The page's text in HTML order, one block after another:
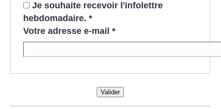
Je souhaite recevoir l'infolettre
hebdomadaire. *
Votre adresse e-mail *
Valider